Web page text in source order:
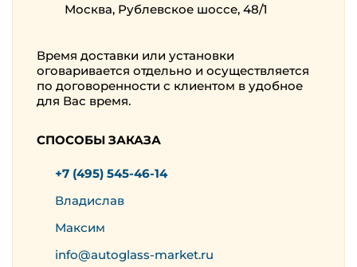
Москва, Рублевское шоссе, 48/1
Время доставки или установки
оговаривается отдельно и осуществляется
по договоренности с клиентом в удобное
для Вас время.
СПОСОБЫ ЗАКАЗА
+7 (495) 545-46-14
Владислав
Максим
info@autoglass-market.ru